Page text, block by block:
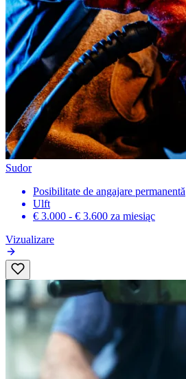
Sudor
Posibilitate de angajare permanentă
Ulft
€ 3.000 - € 3.600 za miesiąc
Vizualizare